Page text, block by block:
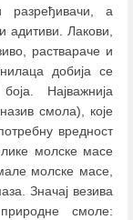
разређивачи, а
адитиви. Лакови,
раствараче и
добија се
Најважнија
смола), које
вредност
молске масе
молске масе,
Значај везива
смоле: